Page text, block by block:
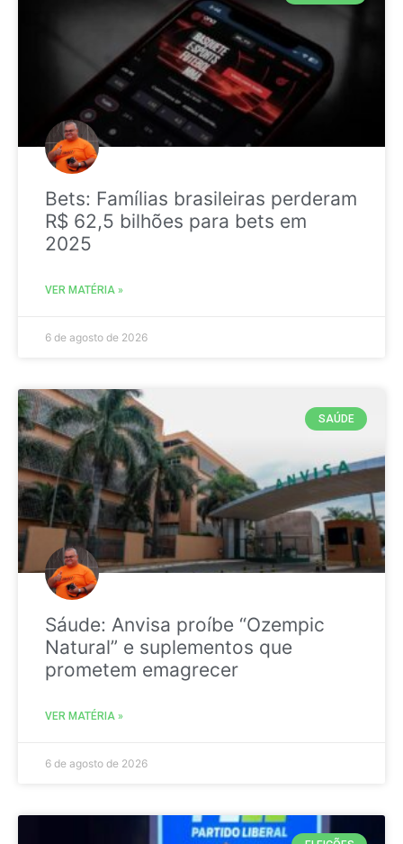
Bets: Famílias brasileiras perderam
R$ 62,5 bilhões para bets em
2025
VER MATÉRIA »
6 de agosto de 2026
SAÚDE
Sáude: Anvisa proíbe “Ozempic
Natural” e suplementos que
prometem emagrecer
VER MATÉRIA »
6 de agosto de 2026